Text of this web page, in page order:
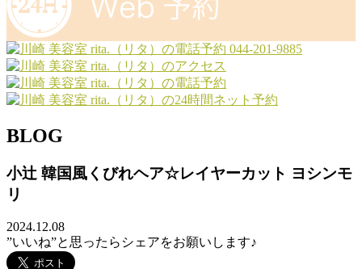
044-201-9885
BLOG
小辻 韓国風くびれヘア☆レイヤーカット ヨシンモ
リ
2024.12.08
”いいね”と思ったらシェアをお願いします♪